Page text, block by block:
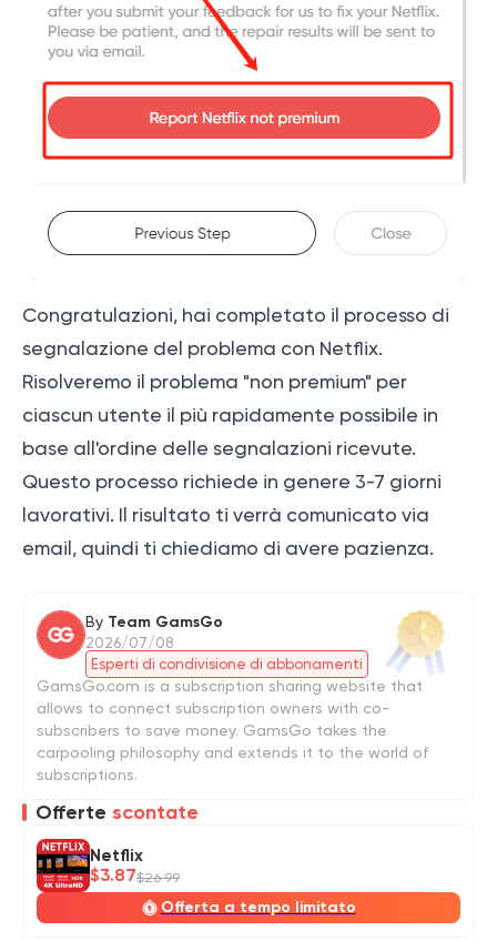
Congratulazioni, hai completato il processo di
segnalazione del problema con Netflix.
Risolveremo il problema "non premium" per
ciascun utente il più rapidamente possibile in
base all'ordine delle segnalazioni ricevute.
Questo processo richiede in genere 3-7 giorni
lavorativi. Il risultato ti verrà comunicato via
email, quindi ti chiediamo di avere pazienza.
By Team GamsGo
2026/07/08
Esperti di condivisione di abbonamenti
GamsGo.com is a subscription sharing website that
allows to connect subscription owners with co-
subscribers to save money. GamsGo takes the
carpooling philosophy and extends it to the world of
subscriptions.
Offerte scontate
Netflix
$3.87$26.99
Offerta a tempo limitato